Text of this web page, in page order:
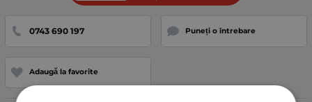
0743 690 197 Puneți o întrebare
Adaugă la favorite